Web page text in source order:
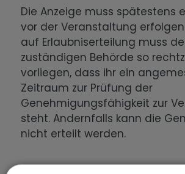
Die Anzeige muss spätestens
vor der Veranstaltung
auf Erlaubniserteilung muss
zuständigen Behörde so
vorliegen, dass ihr ein
Zeitraum zur Prüfung der
Genehmigungsfähigkeit zur
steht. Andernfalls kann die
nicht erteilt werden.